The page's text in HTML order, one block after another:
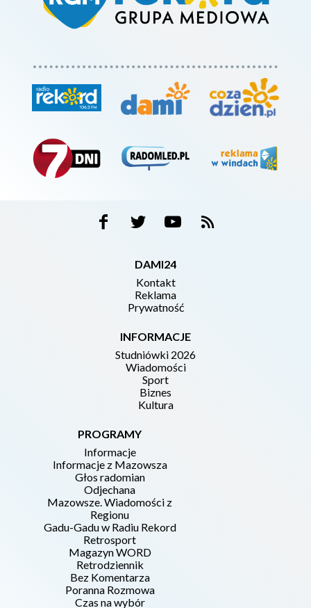
DAMI24
Kontakt
Reklama
Prywatność
INFORMACJE
Studniówki 2026
Wiadomości
Sport
Biznes
Kultura
PROGRAMY
Informacje
Informacje z Mazowsza
Głos radomian
Odjechana
Mazowsze. Wiadomości z
Regionu
Gadu-Gadu w Radiu Rekord
Retrosport
Magazyn WORD
Retrodziennik
Bez Komentarza
Poranna Rozmowa
Czas na wybór